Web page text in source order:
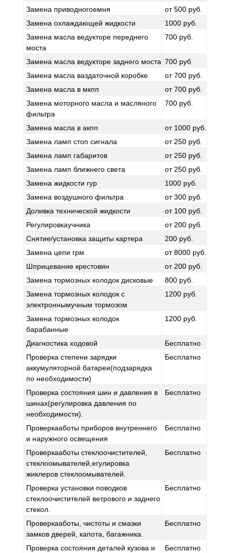
Замена приводногоемня
от 500 руб.
Замена охлаждающей жидкости
1000 руб.
Замена масла ведукторе переднего
моста
700 руб.
Замена масла ведукторе заднего моста 700 руб.
Замена масла ваздаточной коробке
от 700 руб.
Замена масла в мкпп
от 700 руб.
Замена моторного масла и масляного
фильтра
700 руб.
Замена масла в акпп
от 1000 руб.
Замена ламп стоп сигнала
от 250 руб.
Замена ламп габаритов
от 250 руб.
Замена ламп ближнего света
от 250 руб.
Замена жидкости гур
1000 руб.
Замена воздушного фильтра
от 300 руб.
Доливка технической жидкости
от 100 руб.
Регулировкаучника
от 200 руб.
Снятие/установка защиты картера
200 руб.
Замена цепи грм
от 8000 руб.
Шприцевание крестовин
от 200 руб.
Замена тормозных колодок дисковые
800 руб.
Замена тормозных колодок с
электроннымучным тормозом
1200 руб.
Замена тормозных колодок
барабанные
1200 руб.
Диагностика ходовой
Бесплатно
Проверка степени зарядки
аккумуляторной батареи(подзарядка
по необходимости)
Бесплатно
Проверка состояния шин и давления в
шинах(регулировка давления по
необходимости).
Бесплатно
Проверкааботы приборов внутреннего
и наружного освещения
Бесплатно
Проверкааботы стеклоочистителей,
стеклоомывателей,егулировка
жиклеров стеклоомывателей.
Бесплатно
Проверка установки поводков
стеклоочистителей ветрового и заднего
стекол.
Бесплатно
Проверкааботы, чистоты и смазки
замков дверей, капота, багажника.
Бесплатно
Проверка состояния деталей кузова и Бесплатно